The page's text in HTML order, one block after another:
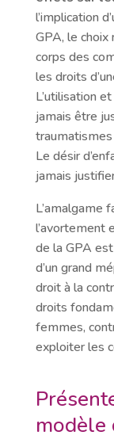
l’implication
GPA, le choix
corps des
les droits
L’utilisation
jamais être
Le désir
jamais
L’amalgame
l’avortement
de la GPA
d’un grand
droit à la
droits
femmes,
exploiter les
modèle